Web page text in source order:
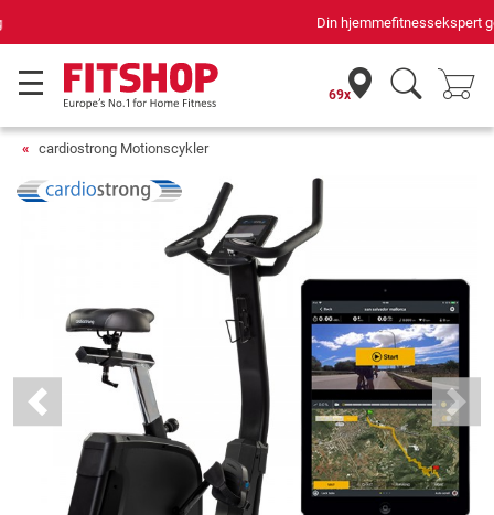
Din hjemmefitnessekspert gennem 42 år
69x
cardiostrong Motionscykler
Previous Next